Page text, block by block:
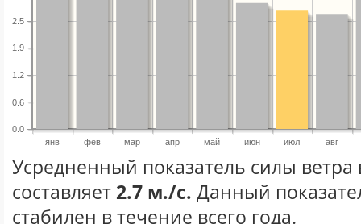
янв фев мар апр май июн июл авг
0.0
0.6
1.2
1.9
2.5
Усредненный показатель силы
составляет 2.7 м./с. Данный
стабилен в течение всего года.